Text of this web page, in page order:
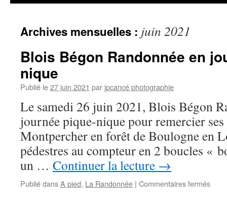
Archives mensuelles : juin 2021
Blois Bégon Randonnée en
nique
Publié le27 juin 2021 par jpcancé photographie
Le samedi 26 juin 2021, Blois Bégon
journée pique-nique pour remercier ses
Montpercher en forêt de Boulogne en
pédestres au compteur en 2 boucles «
un … Continuer la lecture →
Publié dansA pied, La Randonnée | Commentaires ferméssur